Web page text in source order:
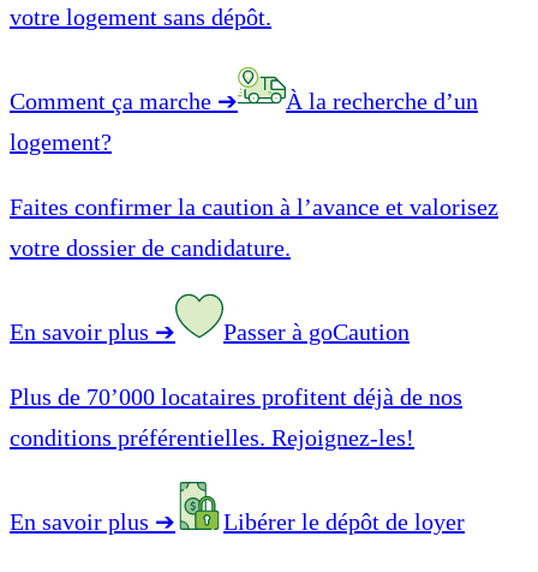
votre logement sans dépôt.
Comment ça marche ➔
À la recherche d’un
logement?
Faites confirmer la caution à l’avance et valorisez
votre dossier de candidature.
En savoir plus ➔ Passer à goCaution
Plus de 70’000 locataires profitent déjà de nos
conditions préférentielles. Rejoignez-les!
En savoir plus ➔ Libérer le dépôt de loyer